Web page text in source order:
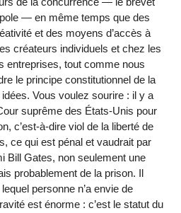
— en même temps que des
et des moyens d’accès à
créateurs individuels et chez les
entreprises, tout comme nous
le principe constitutionnel de la
Vous voulez sourire : il y a
suprême des États-Unis pour
c’est-à-dire viol de la liberté de
ce qui est pénal et vaudrait par
Bill Gates, non seulement une
probablement de la prison. Il
lequel personne n’a envie de
est énorme : c’est le statut du